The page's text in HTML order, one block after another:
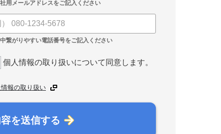
個人情報の取り扱いについて同意します。
報の取り扱い
を送信する